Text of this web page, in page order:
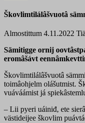
Škovlimtilálâšvuotâ
Almostittum 4.11.2022
Sämitigge ornij
eromâšávt
Škovlimtilálâšvuotâ
toimâohjelm olášutmist.
vuáváámist já
– Lii pyeri uáiniđ, ete
västideijee škovlim